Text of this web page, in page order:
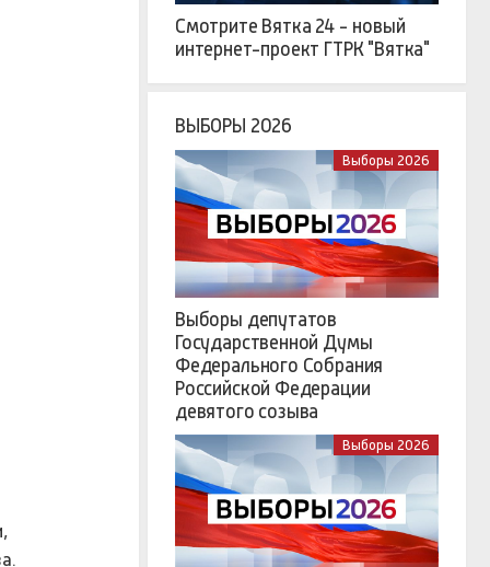
Смотрите Вятка 24 - новый
интернет-проект ГТРК "Вятка"
ВЫБОРЫ 2026
Выборы 2026
Выборы депутатов
Государственной Думы
Федерального Собрания
Российской Федерации
девятого созыва
Выборы 2026